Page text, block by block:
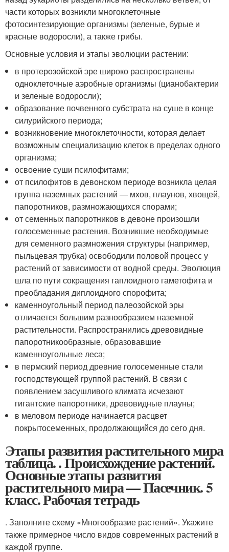
части которых возникли многоклеточные
фотосинтезирующие организмы (зеленые, бурые и
красные водоросли), а также грибы.
Основные условия и этапы эволюции растении:
в протерозойской эре широко распространены
одноклеточные аэробные организмы (цианобактерии
и зеленые водоросли);
образование почвенного субстрата на суше в конце
силурийского периода;
возникновение многоклеточности, которая делает
возможным специализацию клеток в пределах одного
организма;
освоение суши псилофитами;
от псилофитов в девонском периоде возникла целая
группа наземных растений — мхов, плаунов, хвощей,
папоротников, размножающихся спорами;
от семенных папоротников в девоне произошли
голосеменные растения. Возникшие необходимые
для семенного размножения структуры (например,
пыльцевая трубка) освободили половой процесс у
растений от зависимости от водной среды. Эволюция
шла по пути сокращения гаплоидного гаметофита и
преобладания диплоидного спорофита;
каменноугольный период палеозойской эры
отличается большим разнообразием наземной
растительности. Распространились древовидные
папоротникообразные, образовавшие
каменноугольные леса;
в пермский период древние голосеменные стали
господствующей группой растений. В связи с
появлением засушливого климата исчезают
гигантские папоротники, древовидные плауны;
в меловом периоде начинается расцвет
покрытосеменных, продолжающийся до сего дня.
Этапы развития растительного мира
таблица. . Происхождение растений.
Основные этапы развития
растительного мира — Пасечник. 5
класс. Рабочая тетрадь
. Заполните схему «Многообразие растений». Укажите
также примерное число видов современных растений в
каждой группе.